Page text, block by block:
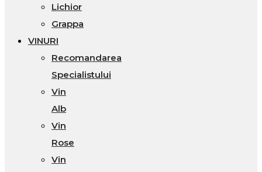
Lichior
Grappa
VINURI
Recomandarea
Specialistului
Vin
Alb
Vin
Rose
Vin